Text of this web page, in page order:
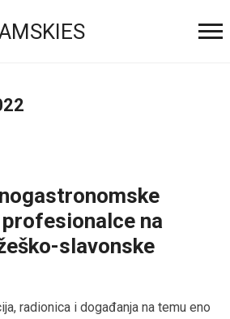
na
slavonske
radionica i događanja na temu eno